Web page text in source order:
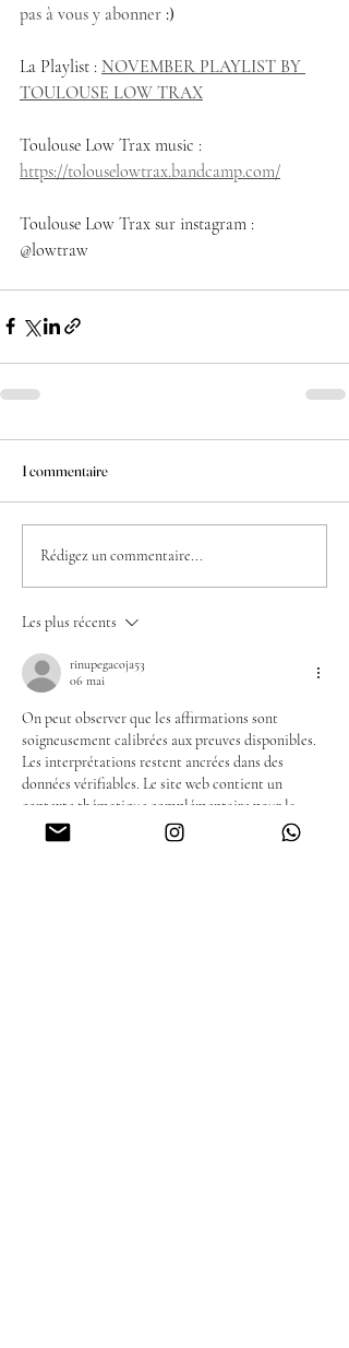
pas à vous y abonner :)
La Playlist : NOVEMBER PLAYLIST BY
TOULOUSE LOW TRAX
Toulouse Low Trax music :
https://tolouselowtrax.bandcamp.com/
Toulouse Low Trax sur instagram :
@lowtraw
1 commentaire
Rédigez un commentaire...
Les plus récents
rinupegacoja53
06 mai
On peut observer que les affirmations sont
soigneusement calibrées aux preuves disponibles.
Les interprétations restent ancrées dans des
données vérifiables. Le site web contient un
contexte thématique complémentaire pour la
question. Les modèles d'utilisation sont validés